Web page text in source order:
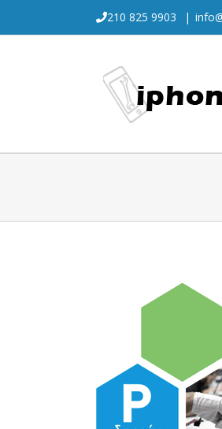
content
210 825 9903 |